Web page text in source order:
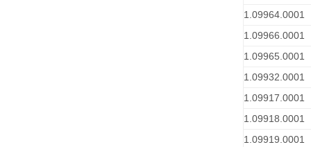
1.09964.0001
1.09966.0001
1.09965.0001
1.09932.0001
1.09917.0001
1.09918.0001
1.09919.0001